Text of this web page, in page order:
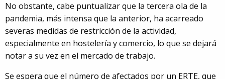
No obstante, cabe puntualizar que la tercera ola de la
pandemia, más intensa que la anterior, ha acarreado
severas medidas de restricción de la actividad,
especialmente en hostelería y comercio, lo que se dejará
notar a su vez en el mercado de trabajo.
Se espera que el número de afectados por un ERTE, que